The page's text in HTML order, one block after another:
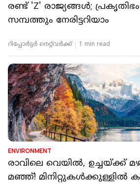
രണ്ട് 'Z' രാജ്യങ്ങൾ;
സമ്പത്തും നേരിട്ടറിയാം
റിപ്പോർട്ടർ നെറ്റ്‌വര്‍ക്ക്‌ 1 min read
ENVIRONMENT
രാവിലെ വെയിൽ, ഉച്ചയ്ക്ക്
മഞ്ഞ്! മിനിറ്റുകൾക്കുള്ളിൽ